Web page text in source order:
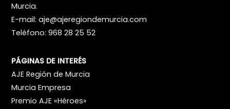
Murcia.
E-mail:aje@ajeregiondemurcia.com
Teléfono: 968 28 25 52
PÁGINAS DE INTERÉS
AJE Región de Murcia
Murcia Empresa
Premio AJE «Héroes»